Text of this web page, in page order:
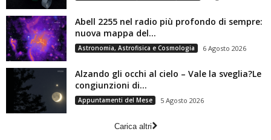
Abell 2255 nel radio più profondo di sempre:
nuova mappa del...
Astronomia, Astrofisica e Cosmologia 6 Agosto 2026
Alzando gli occhi al cielo – Vale la sveglia?Le
congiunzioni di...
Appuntamenti del Mese 5 Agosto 2026
Carica altri